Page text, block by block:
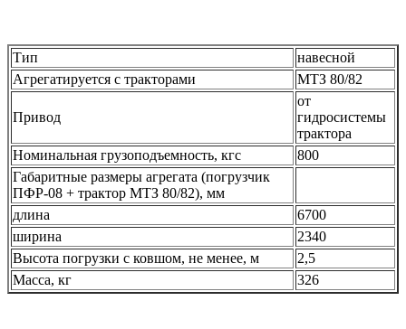
Тип
навесной
Агрегатируется с тракторами
МТЗ 80/82
Привод
от
гидросистемы
трактора
Номинальная грузоподъемность, кгс
800
Габаритные размеры агрегата (погрузчик
ПФР-08 + трактор МТЗ 80/82), мм
длина
6700
ширина
2340
Высота погрузки с ковшом, не менее, м
2,5
Масса, кг
326